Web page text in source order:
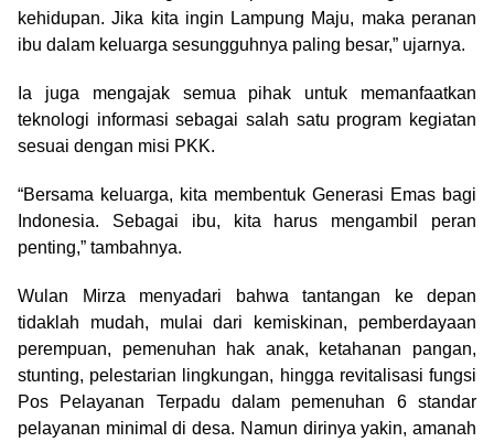
kehidupan. Jika kita ingin Lampung Maju, maka peranan
ibu dalam keluarga sesungguhnya paling besar,” ujarnya.
Ia juga mengajak semua pihak untuk memanfaatkan
teknologi informasi sebagai salah satu program kegiatan
sesuai dengan misi PKK.
“Bersama keluarga, kita membentuk Generasi Emas bagi
Indonesia. Sebagai ibu, kita harus mengambil peran
penting,” tambahnya.
Wulan Mirza menyadari bahwa tantangan ke depan
tidaklah mudah, mulai dari kemiskinan, pemberdayaan
perempuan, pemenuhan hak anak, ketahanan pangan,
stunting, pelestarian lingkungan, hingga revitalisasi fungsi
Pos Pelayanan Terpadu dalam pemenuhan 6 standar
pelayanan minimal di desa. Namun dirinya yakin, amanah